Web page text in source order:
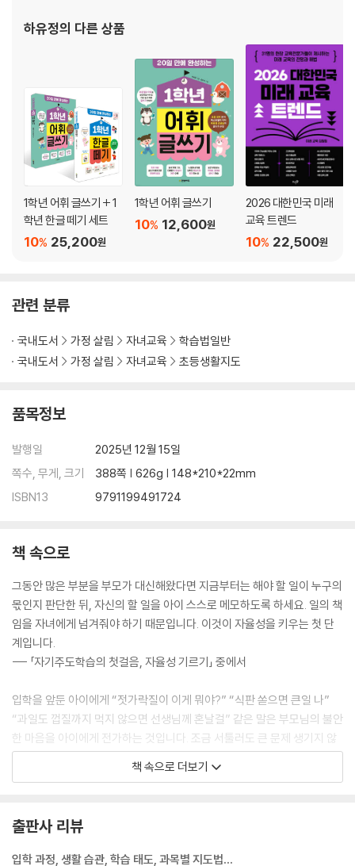
데려다줘도 될까? | 용돈 관리 습관 기르기 | 우리 아이 건강 살피기
3. 2022 개정 교육과정 살펴보기
서로 협력하는 소통 역량이 더욱 중요해져요 | 정보 및 디지털 교육이 강화
돼요 | 입학 초기 적응 활동을 해요 | 1~2학년 한글 책임 교육이 이루어져
요 | 신체 활동 시간이 64시간 더 늘어났어요 | 수업 태도나 협동력 등도
평가해요
TIP. 국정교과서와 검정교과서, 교과서 재활용
4. 1학년 교과서 미리 보기
《국어》《국어 활동》 | 《수학》《수학 익힘》 | 통합 교과 《학교》《우리나라》
3장. 작은 것부터 스스로 해내는 생활 습관 만들기
1. 자기주도학습의 첫걸음, 자율성 기르기
집안일 함께하기 | 메모판 활용하기 | 일찍 잠자리에 들기
2. 바른 식습관 기르기
마치기 | 젓가락질 연습하기 | 우유갑 여는 연습하기 | 식판 옮겨보기
혼자 화장실 가기 | 입고 벗기 편한 옷 입기 | 스스로 옷 고르기 | 편한 신발
4. 정리 정돈 습관 기르기
내 물건 소중히 여기기 | 내 물건에 이름 적기 | 정리 정돈 가르치는 법 | 등
교 준비는 전날 미리 하기 | 준비물을 챙겨가지 않았다면?
4장. 사랑받는 아이가 되는 태도 만들기
사회성의 기본, 인사 잘하기 | 존댓말 사용하기 | 거친 말 사용하지 않기
2. 지혜로운 말 습관
도움 요청하기 | 부드럽게 거절하기 | 학교생활 상황별 말하기 | 감정 읽기
도 연습이 필요하다 | 친구 사귀는 것을 어려워한다면?
알맞은 목소리 크기로 말하기 | 집에서 발표 연습하기 | 장난이 폭력이 되
하유정의 다른 상품
1학년 어휘 글쓰기 + 1
학년 한글 떼기 세트
25,200원
10%
1학년 어휘 글쓰기
12,600원
10%
2026 대한민국 미래
교육 트렌드
22,500원
10%
관련 분류
국내도서 가정 살림 자녀교육
학습법일반
국내도서
가정 살림 자녀교육 초등생활지도
품목정보
발행일
2025년 12월 15일
쪽수, 무게, 크기
388쪽 | 626g | 148*210*22mm
ISBN13
9791199491724
책 속으로
그동안 많은 부분을 부모가 대신해왔다면 지금부터는 해야 할 일이 누구의
몫인지 판단한 뒤, 자신의 할 일을 아이 스스로 메모하도록 하세요. 일의 책
임을 자녀에게 넘겨줘야 하기 때문입니다. 이것이 자율성을 키우는 첫 단
계입니다.
--- 「자기주도학습의 첫걸음, 자율성 기르기」 중에서
입학을 앞둔 아이에게 “젓가락질이 이게 뭐야?” “식판 쏟으면 큰일 나”
“과일도 껍질까지 먹지 않으면 선생님께 혼날걸” 같은 말은 부모님의 불안
한 마음을 아이에게 전가하는 것입니다. 조금 서툴러도 큰 문제 생기지 않
아요. 기능적인 것보다 더 중요한 건 학교에 대한 긍정적인 감정입니다.
--- 「바른 식습관 기르기」 중에서
더 좋은 결과를 얻게 되는 경험은 여러 번의 시행착오를 거치면서 쌓이게
됩니다. 옷을 선택하는 정도의 작은 일부터 아이가 스스로 결정하고 책임
책 속으로 더보기
출판사 리뷰
입학 과정, 생활 습관, 학습 태도, 과목별 지도법…